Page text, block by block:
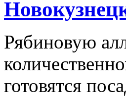
Рябиновую
готовятся